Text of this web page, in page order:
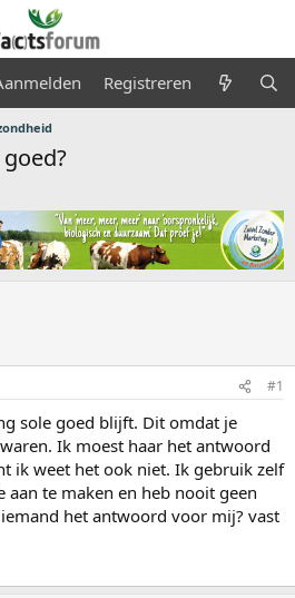
Registreren
#1
sole goed blijft. Dit omdat je
Ik moest haar het antwoord
ik weet het ook niet. Ik gebruik zelf
te maken en heb nooit geen
het antwoord voor mij? vast